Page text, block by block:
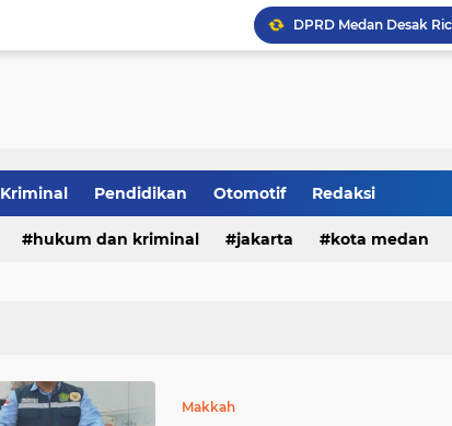
Kriminal Pendidikan Otomotif Redaksi
hukum dan kriminal jakarta kota medan
Makkah